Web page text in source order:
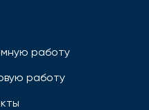
работу
работу